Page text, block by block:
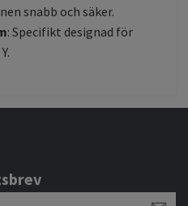
snabb och säker.
: Specifikt designad för